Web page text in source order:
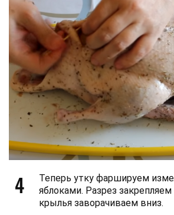
4
Теперь утку фаршируем
яблоками. Разрез
крылья заворачиваем вниз.